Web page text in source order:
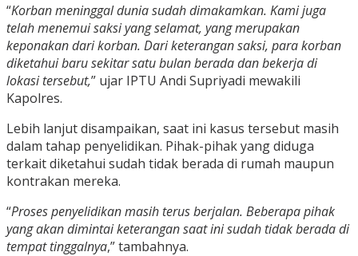
“Korban meninggal dunia sudah dimakamkan. Kami juga
telah menemui saksi yang selamat, yang merupakan
keponakan dari korban. Dari keterangan saksi, para korban
diketahui baru sekitar satu bulan berada dan bekerja di
lokasi tersebut,” ujar IPTU Andi Supriyadi mewakili
Kapolres.
Lebih lanjut disampaikan, saat ini kasus tersebut masih
dalam tahap penyelidikan. Pihak-pihak yang diduga
terkait diketahui sudah tidak berada di rumah maupun
kontrakan mereka.
“Proses penyelidikan masih terus berjalan. Beberapa pihak
yang akan dimintai keterangan saat ini sudah tidak berada di
tempat tinggalnya,” tambahnya.